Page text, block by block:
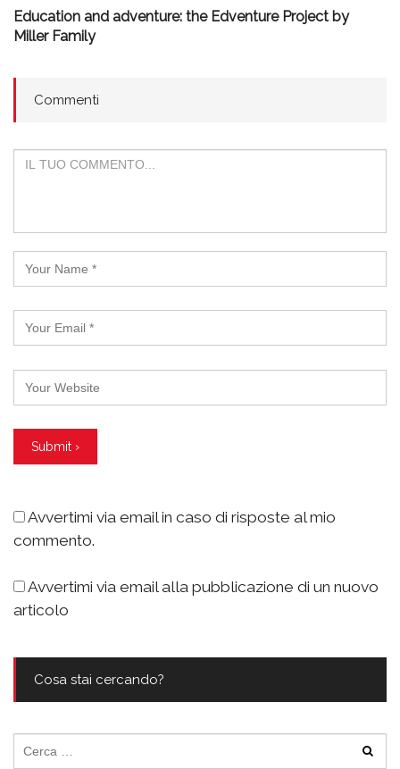
Education and adventure: the Edventure Project by
Miller Family
Commenti
Avvertimi via email in caso di risposte al mio
commento.
Avvertimi via email alla pubblicazione di un nuovo
articolo
Cosa stai cercando?
per: